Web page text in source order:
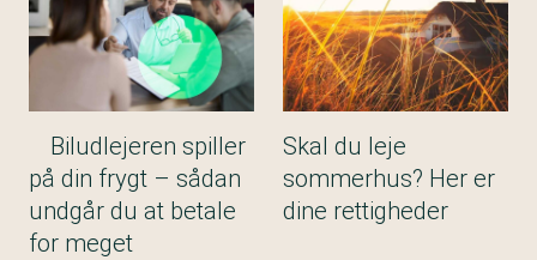
Biludlejeren spiller
på din frygt – sådan
undgår du at betale
for meget
Skal du leje
sommerhus? Her er
dine rettigheder